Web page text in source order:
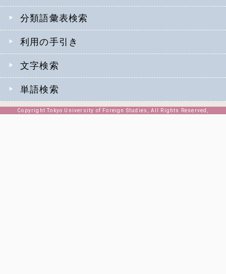
分類語彙表検索
利用の手引き
文字検索
単語検索
Copyright Tokyo University of Foreign Studies, All Rights Reserved,